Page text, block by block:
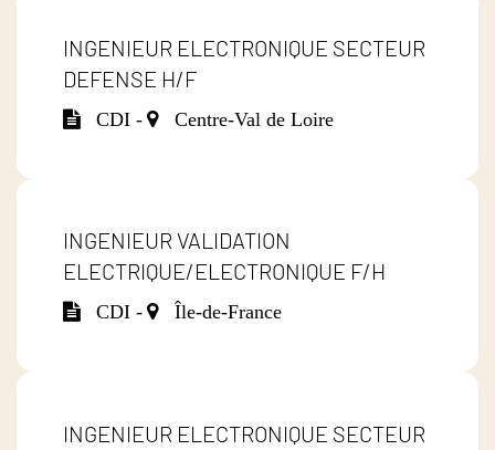
INGENIEUR ELECTRONIQUE SECTEUR
DEFENSE H/F
CDI - Centre-Val de Loire
INGENIEUR VALIDATION
ELECTRIQUE/ELECTRONIQUE F/H
CDI - Île-de-France
INGENIEUR ELECTRONIQUE SECTEUR